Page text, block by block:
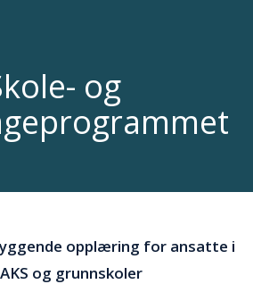
og
opplæring for ansatte i
og grunnskoler